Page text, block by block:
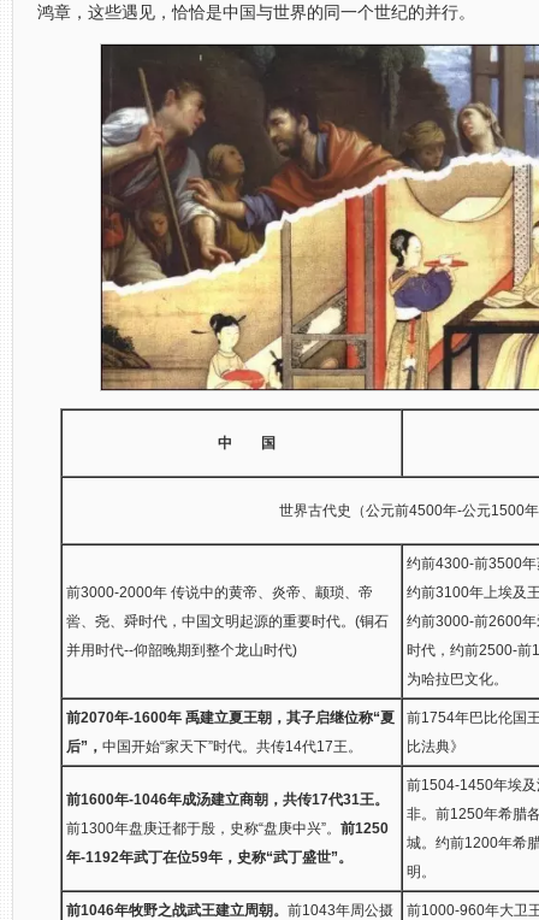
鸿章，这些遇见，恰恰是中国与世界的同一个世纪的并行。
中 国
世界古代史（公元前4500年-公元1500
前3000-2000年 传说中的黄帝、炎帝、颛琐、帝
喾、尧、舜时代，中国文明起源的重要时代。(铜石
并用时代--仰韶晚期到整个龙山时代)
约前4300-前3500
约前3100年上埃及
约前3000-前2600
时代，约前2500-前
为哈拉巴文化。
前2070年-1600年 禹建立夏王朝，其子启继位称“夏
后”， 中国开始“家天下”时代。共传14代17王。
前1754年巴比伦国
比法典》
前1600年-1046年成汤建立商朝，共传17代31王。
前1300年盘庚迁都于殷，史称“盘庚中兴”。 前1250
年-1192年武丁在位59年，史称“武丁盛世”。
前1504-1450年埃
非。前1250年希腊
城。约前1200年希
明。
前1046年牧野之战武王建立周朝。 前1043年周公摄
前1000-960年大卫